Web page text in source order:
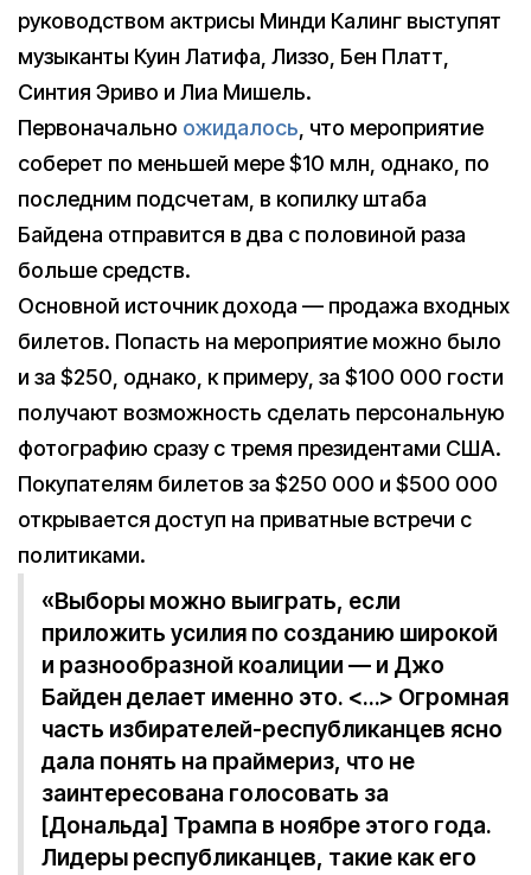
руководством актрисы Минди Калинг выступят
музыканты Куин Латифа, Лиззо, Бен Платт,
Синтия Эриво и Лиа Мишель.
Первоначально ожидалось, что мероприятие
соберет по меньшей мере $10 млн, однако, по
последним подсчетам, в копилку штаба
Байдена отправится в два с половиной раза
больше средств.
Основной источник дохода — продажа входных
билетов. Попасть на мероприятие можно было
и за $250, однако, к примеру, за $100 000 гости
получают возможность сделать персональную
фотографию сразу с тремя президентами США.
Покупателям билетов за $250 000 и $500 000
открывается доступ на приватные встречи с
политиками.
«Выборы можно выиграть, если
приложить усилия по созданию широкой
и разнообразной коалиции — и Джо
Байден делает именно это. <…> Огромная
часть избирателей-республиканцев ясно
дала понять на праймериз, что не
заинтересована голосовать за
[Дональда] Трампа в ноябре этого года.
Лидеры республиканцев, такие как его